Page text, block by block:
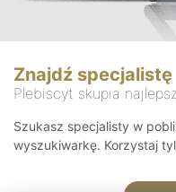
Znajdź specjalistę
Plebiscyt skupia
Szukasz specjalisty w
wyszukiwarkę. Korzystaj